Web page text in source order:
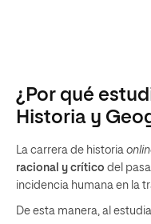
¿Por qué
Historia y
La carrera de historia
racional y crítico del
incidencia humana en la
De esta manera, al